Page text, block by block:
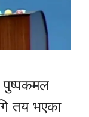
पुष्पकमल
तय भएका